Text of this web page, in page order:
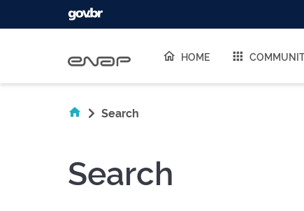
HOME
Search
Search